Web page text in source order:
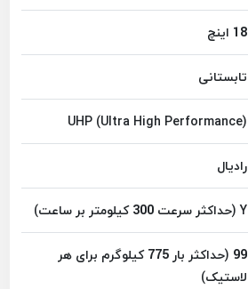
18 اینچ
تابستانی
UHP (Ultra High Performance)
رادیال
Y (حداکثر سرعت 300 کیلومتر بر ساعت)
99 (حداکثر بار 775 کیلوگرم برای هر
لاستیک)